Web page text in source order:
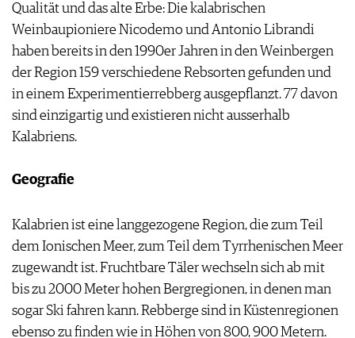
Qualität und das alte Erbe: Die kalabrischen
Weinbaupioniere Nicodemo und Antonio Librandi
haben bereits in den 1990er Jahren in den Weinbergen
der Region 159 verschiedene Rebsorten gefunden und
in einem Experimentierrebberg ausgepflanzt. 77 davon
sind einzigartig und existieren nicht ausserhalb
Kalabriens.
Geografie
Kalabrien ist eine langgezogene Region, die zum Teil
dem Ionischen Meer, zum Teil dem Tyrrhenischen Meer
zugewandt ist. Fruchtbare Täler wechseln sich ab mit
bis zu 2000 Meter hohen Bergregionen, in denen man
sogar Ski fahren kann. Rebberge sind in Küstenregionen
ebenso zu finden wie in Höhen von 800, 900 Metern.